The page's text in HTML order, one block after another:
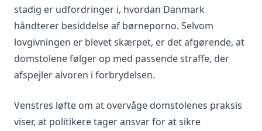
stadig er udfordringer i, hvordan Danmark
håndterer besiddelse af børneporno. Selvom
lovgivningen er blevet skærpet, er det afgørende, at
domstolene følger op med passende straffe, der
afspejler alvoren i forbrydelsen.
Venstres løfte om at overvåge domstolenes praksis
viser, at politikere tager ansvar for at sikre